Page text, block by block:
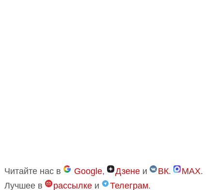
Читайте нас в Google, Дзене и ВК. MAX.
Лучшее в
рассылке и Телеграм.